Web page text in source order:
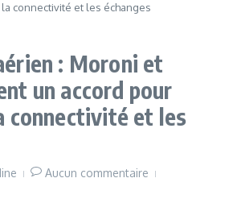
connectivité et les échanges
: Moroni et
un accord pour
connectivité et les
Aucun commentaire